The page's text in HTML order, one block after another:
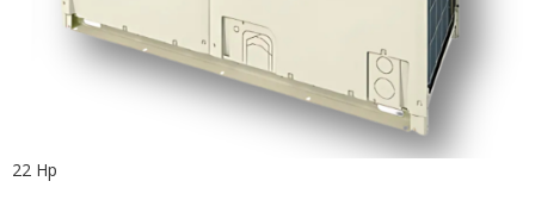
22 Hp